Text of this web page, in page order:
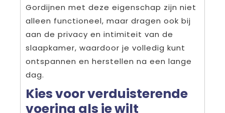
Gordijnen met deze eigenschap zijn niet
alleen functioneel, maar dragen ook bij
aan de privacy en intimiteit van de
slaapkamer, waardoor je volledig kunt
ontspannen en herstellen na een lange
dag.
Kies voor verduisterende
voering als je wilt